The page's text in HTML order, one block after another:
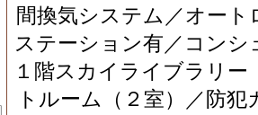
間換気システム／オー
ステーション有／コンシ
１階スカイライブラリ
トルーム（２室）／防